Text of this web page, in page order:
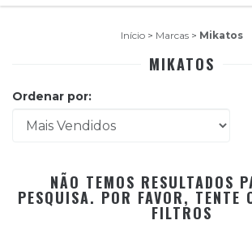
Início > Marcas > Mikatos
MIKATOS
Ordenar por:
NÃO TEMOS RESULTADOS
PESQUISA. POR FAVOR, TENTE
FILTROS